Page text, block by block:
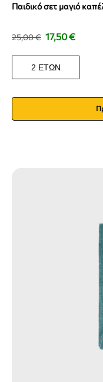
Παιδικό σετ μαγιό
25,00€ 17,50€
2 ΕΤΏΝ